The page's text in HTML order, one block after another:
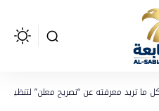
كل ما تريد معرفته عن “تصريح معلن” لتنظيم